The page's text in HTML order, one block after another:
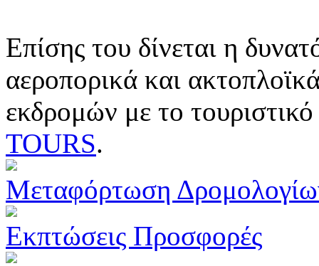
Επίσης του δίνεται η
αεροπορικά και
εκδρομών με το
TOURS.
Μεταφόρτωση
Εκπτώσεις Προσφορές